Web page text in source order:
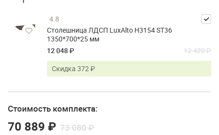
4.8
Столешница ЛДСП LuxAlto H3154 ST36
1350*700*25 мм
12 048 ₽
12 420 ₽
Скидка 372 ₽
Стоимость комплекта:
70 889 ₽ 73 080 ₽